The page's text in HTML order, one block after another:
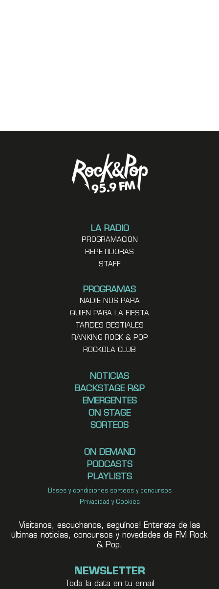
LA RADIO
PROGRAMACION
REPETIDORAS
STAFF
PROGRAMAS
NADIE NOS PARA
QUIEN PAGA LA FIESTA
TARDES BESTIALES
RANKING ROCK & POP
ROCKOLA CLUB
NOTICIAS
BACKSTAGE R&P
EMERGENTES
ON STAGE
SORTEOS
ON DEMAND
PODCASTS
PLAYLISTS
Bases y condiciones sorteos y concursos
Privacidad y Cookies
Visitanos, escuchanos, seguínos! Enterate de las
últimas noticias, concursos y novedades de FM Rock
& Pop.
NEWSLETTER
Toda la data en tu email